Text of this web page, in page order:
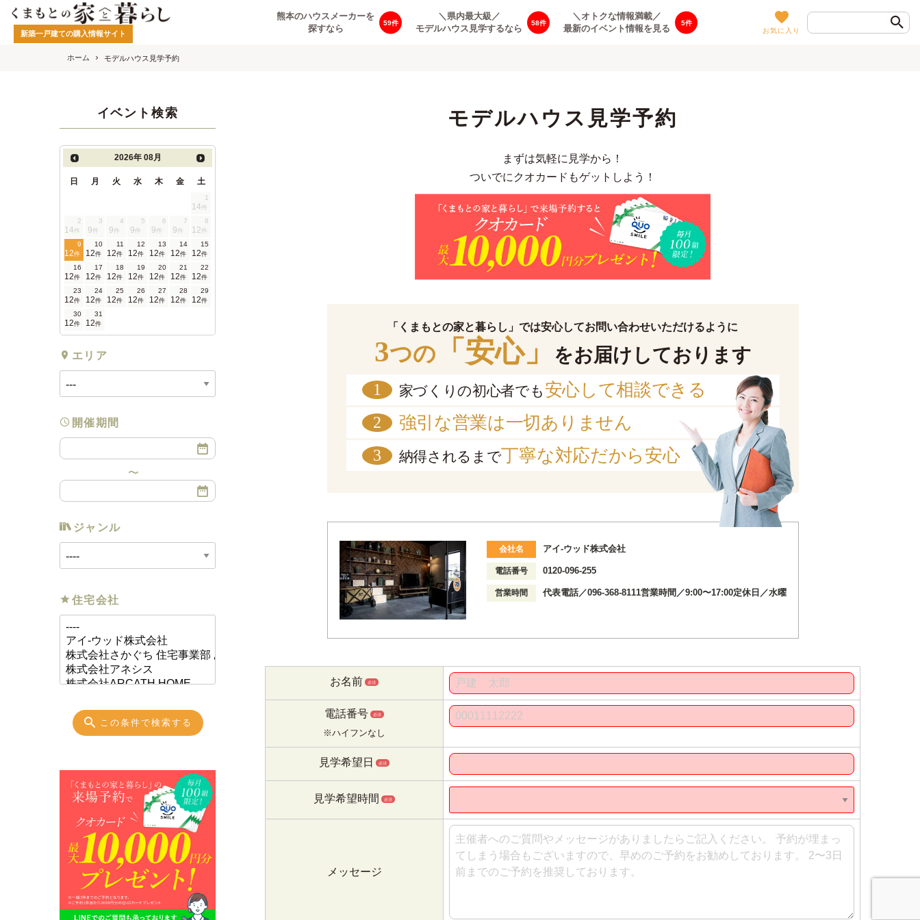
新築一戸建ての購入情報サイト
59
熊本のハウスメーカーを
探すなら
58
＼県内最大級／
モデルハウス見学するなら
5
＼オトクな情報満載／
最新のイベント情報を見る
お気に入り
ホーム モデルハウス見学予約
イベント検索
2026年 08月
日 月 火 水 木 金 土
1
14件
2
14件
3
9件
4
9件
5
9件
6
9件
7
9件
8
12件
9
12件
10
12件
11
12件
12
12件
13
12件
14
12件
15
12件
16
12件
17
12件
18
12件
19
12件
20
12件
21
12件
22
12件
23
12件
24
12件
25
12件
26
12件
27
12件
28
12件
29
12件
30
12件
31
12件
エリア
開催期間
ジャンル
住宅会社
この条件で検索する
モデルハウス見学予約
まずは気軽に見学から！
ついでにクオカードもゲットしよう！
「くまもとの家と暮らし」では安心してお問い合わせいただけるように
3つの 「安心」 をお届けしております
1 家づくりの初心者でも 安心して相談できる
2 強引な営業は一切ありません
3 納得されるまで丁寧な対応だから安心
会社名 アイ-ウッド株式会社
電話番号 0120-096-255
営業時間 代表電話／096-368-8111営業時間／9:00〜17:00定休日／水曜
お名前 必須
電話番号 必須
※ハイフンなし
見学希望日 必須
見学希望時間 必須
メッセージ